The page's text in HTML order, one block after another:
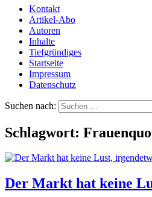
Kontakt
Artikel-Abo
Autoren
Inhalte
Tiefgründiges
Startseite
Impressum
Datenschutz
Suchen nach:
Schlagwort:
Der Markt hat keine